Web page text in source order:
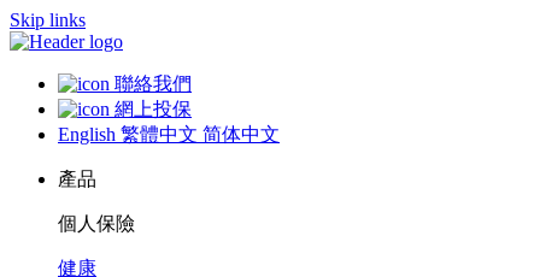
Skip links
聯絡我們
網上投保
English 繁體中文 简体中文
產品
個人保險
健康